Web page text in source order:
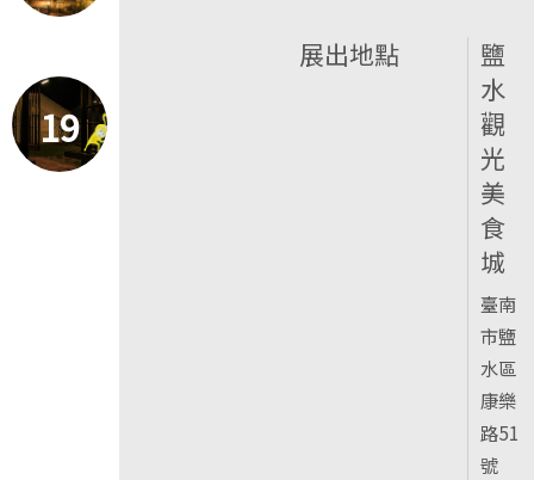
19
展出地點
鹽
水
觀
光
美
食
城
臺南
市鹽
水區
康樂
路51
號